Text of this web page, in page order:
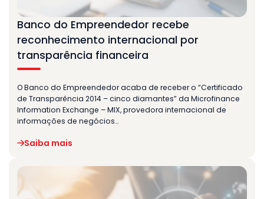
Banco do Empreendedor recebe
reconhecimento internacional por
transparência financeira
O Banco do Empreendedor acaba de receber o “Certificado
de Transparência 2014 – cinco diamantes” da Microfinance
Information Exchange – MIX, provedora internacional de
informações de negócios…
Saiba mais